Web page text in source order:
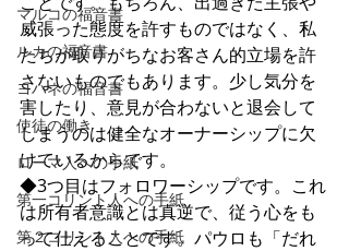
マルコの福音書
ルカの福音書
ヨハネの福音書
使徒の働き
ローマ人への手紙
第一コリント人への手紙
第２コリント人への手紙
威張った態度を許すものではなく、私
たちが取りがちなお客さん的立場を許
さないものでもあります。少し気分を
害したり、意見が合わないと退会して
しまうのは健全なオーナーシップに欠
けているからです。
◆3つ目はフォロワーシップです。これ
は所有者意識とは真逆で、従う心をも
って仕えることです。パウロも「だれ